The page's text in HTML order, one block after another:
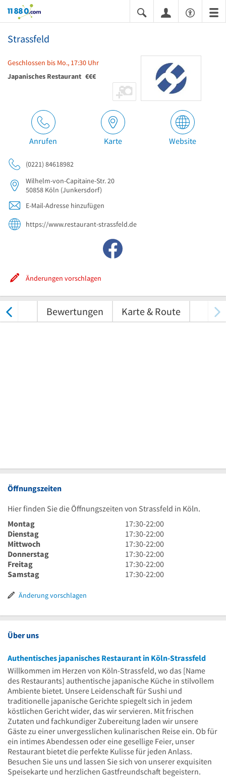
11880.com
Strassfeld
Geschlossen bis Mo., 17:30 Uhr
Japanisches Restaurant €€€
Anrufen Karte Website
(0221) 84618982
Wilhelm-von-Capitaine-Str. 20
50858 Köln (Junkersdorf)
E-Mail-Adresse hinzufügen
https://www.restaurant-strassfeld.de
Änderungen vorschlagen
Bewertungen Karte & Route
Öffnungszeiten
Hier finden Sie die Öffnungszeiten von Strassfeld in Köln.
Montag
17
Uhr
30
bis
22
Uhr
17:30-22:00
Dienstag
17
Uhr
30
bis
22
17:30-22:00
Mittwoch
17
Uhr
30
bis
17:30-22:00
Donnerstag
17
Uhr
30
17:30-22:00
Freitag
17
Uhr
Uhr
17:30-22:00
Samstag
17
22
17:30-22:00
Änderung vorschlagen
Über uns
Authentisches japanisches Restaurant in Köln-Strassfeld
Willkommen im Herzen von Köln-Strassfeld, wo das [Name
des Restaurants] authentische japanische Küche in stilvollem
Ambiente bietet. Unsere Leidenschaft für Sushi und
traditionelle japanische Gerichte spiegelt sich in jedem
köstlichen Gericht wider, das wir servieren. Mit frischen
Zutaten und fachkundiger Zubereitung laden wir unsere
Gäste zu einer unvergesslichen kulinarischen Reise ein. Ob für
ein intimes Abendessen oder eine gesellige Feier, unser
Restaurant bietet die perfekte Kulisse für jeden Anlass.
Besuchen Sie uns und lassen Sie sich von unserer exquisiten
Speisekarte und herzlichen Gastfreundschaft begeistern.